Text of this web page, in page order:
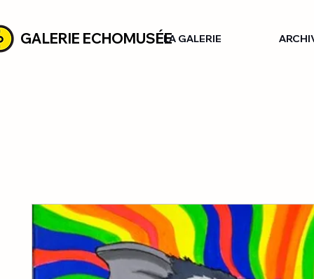
GALERIE ECHOMUSÉELA GALERIE